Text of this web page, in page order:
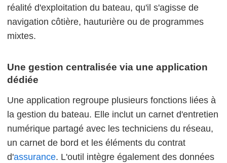
réalité d'exploitation du bateau, qu'il s'agisse de
navigation côtière, hauturière ou de programmes
mixtes.
Une gestion centralisée via une application
dédiée
Une application regroupe plusieurs fonctions liées à
la gestion du bateau. Elle inclut un carnet d'entretien
numérique partagé avec les techniciens du réseau,
un carnet de bord et les éléments du contrat
d'assurance. L'outil intègre également des données